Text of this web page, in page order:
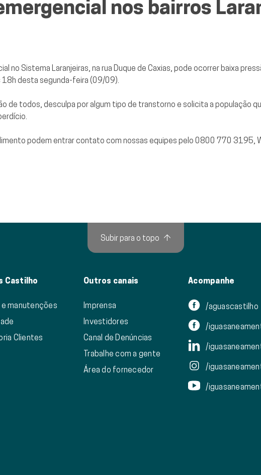
nos bairros
no Sistema Laranjeiras, na rua Duque de Caxias, pode ocorrer baixa
18h desta segunda-feira (09/09).
de todos, desculpa por algum tipo de transtorno e solicita a população
podem entrar contato com nossas equipes pelo 0800 770 3195,
Castilho
e manutenções
Clientes
Outros canais
Imprensa
Investidores
Canal de Denúncias
Trabalhe com a gente
Área do fornecedor
Acompanhe
/aguascastilho
/
/
/
/
Subir para o topo ↑